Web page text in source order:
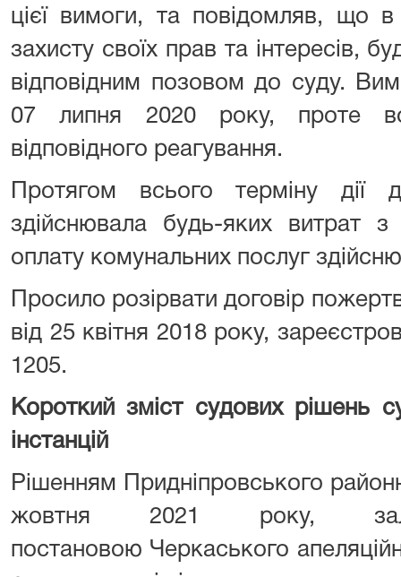
цієї вимоги, та повідомляв, що
захисту своїх прав та інтересів,
відповідним позовом до суду.
07 липня 2020 року, проте
відповідного реагування.
Протягом всього терміну дії
здійснювала будь-яких витрат
оплату комунальних послуг
Просило розірвати договір
від 25 квітня 2018 року,
1205.
Короткий зміст судових рішень
інстанцій
Рішенням Придніпровського
жовтня 2021 року,
постановою Черкаського